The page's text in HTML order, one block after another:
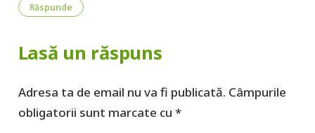
Răspunde
Lasă un răspuns
Adresa ta de email nu va fi publicată. Câmpurile
obligatorii sunt marcate cu *